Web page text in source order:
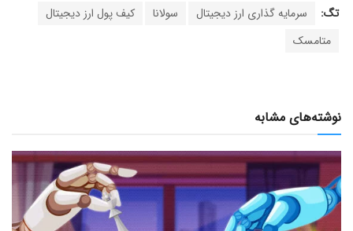
تگ: سرمایه گذاری ارز دیجیتال سولانا
کیف پول ارز دیجیتال
متامسک
نوشته‌های مشابه